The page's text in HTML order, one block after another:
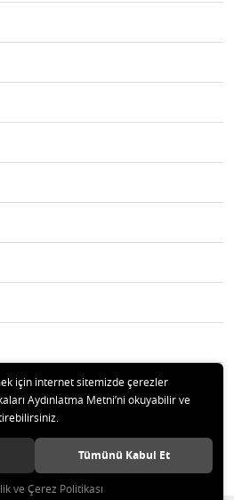
Tüm hakları saklıdır.
için internet sitemizde çerezler
Aydınlatma Metni’ni okuyabilir ve
Tümünü Kabul Et
ve Çerez Politikası